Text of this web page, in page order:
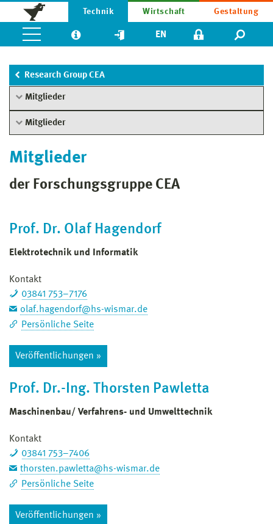
Technik Wirtschaft Gestaltung
EN
Research Group CEA
Mitglieder
Mitglieder
Mitglieder
der Forschungsgruppe CEA
Prof. Dr. Olaf Hagendorf
Elektrotechnik und Informatik
Kontakt
03841 753–7176
olaf.hagendorf@hs-wismar.de
Persönliche Seite
Veröffentlichungen »
Prof. Dr.-Ing. Thorsten Pawletta
Maschinenbau/ Verfahrens- und Umwelttechnik
Kontakt
03841 753–7406
thorsten.pawletta@hs-wismar.de
Persönliche Seite
Veröffentlichungen »